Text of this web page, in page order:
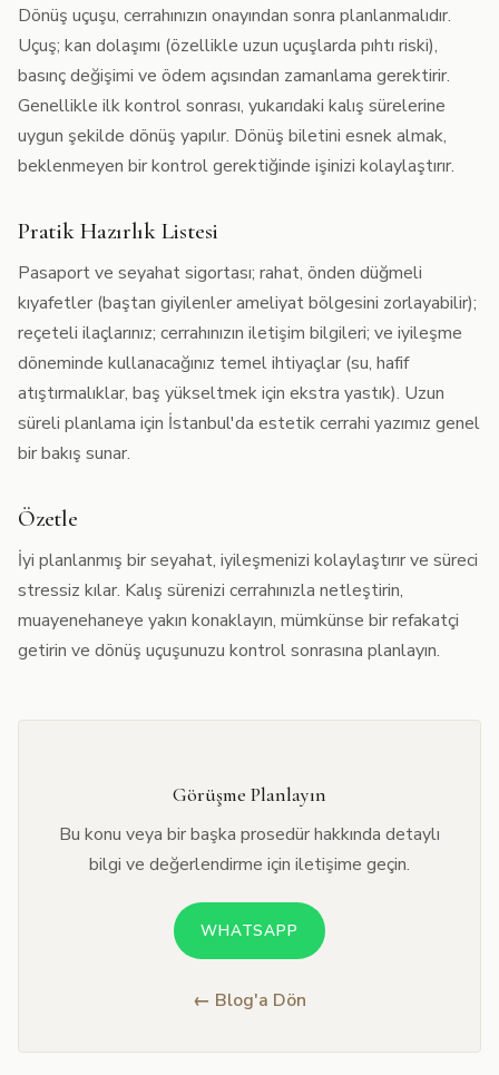
Dönüş uçuşu, cerrahınızın onayından sonra planlanmalıdır.
Uçuş; kan dolaşımı (özellikle uzun uçuşlarda pıhtı riski),
basınç değişimi ve ödem açısından zamanlama gerektirir.
Genellikle ilk kontrol sonrası, yukarıdaki kalış sürelerine
uygun şekilde dönüş yapılır. Dönüş biletini esnek almak,
beklenmeyen bir kontrol gerektiğinde işinizi kolaylaştırır.
Pratik Hazırlık Listesi
Pasaport ve seyahat sigortası; rahat, önden düğmeli
kıyafetler (baştan giyilenler ameliyat bölgesini zorlayabilir);
reçeteli ilaçlarınız; cerrahınızın iletişim bilgileri; ve iyileşme
döneminde kullanacağınız temel ihtiyaçlar (su, hafif
atıştırmalıklar, baş yükseltmek için ekstra yastık). Uzun
süreli planlama için İstanbul'da estetik cerrahi yazımız genel
bir bakış sunar.
Özetle
İyi planlanmış bir seyahat, iyileşmenizi kolaylaştırır ve süreci
stressiz kılar. Kalış sürenizi cerrahınızla netleştirin,
muayenehaneye yakın konaklayın, mümkünse bir refakatçi
getirin ve dönüş uçuşunuzu kontrol sonrasına planlayın.
Görüşme Planlayın
Bu konu veya bir başka prosedür hakkında detaylı
bilgi ve değerlendirme için iletişime geçin.
WHATSAPP
← Blog'a Dön